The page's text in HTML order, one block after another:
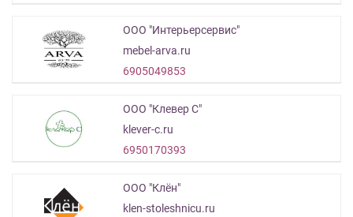
ООО "Интерьерсервис"
mebel-arva.ru
6905049853
ООО "Клевер С"
klever-c.ru
6950170393
ООО "Клён"
klen-stoleshnicu.ru